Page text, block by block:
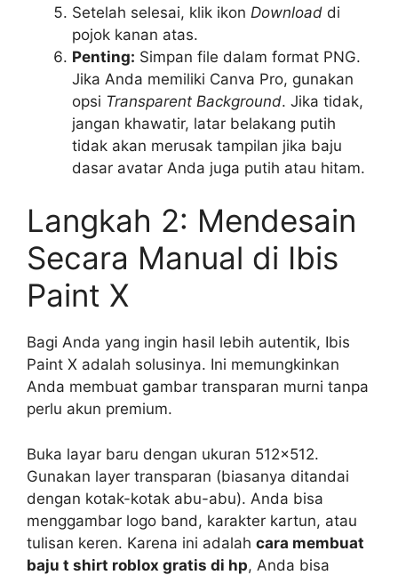
Setelah selesai, klik ikon Download di
pojok kanan atas.
Penting: Simpan file dalam format PNG.
Jika Anda memiliki Canva Pro, gunakan
opsi Transparent Background. Jika tidak,
jangan khawatir, latar belakang putih
tidak akan merusak tampilan jika baju
dasar avatar Anda juga putih atau hitam.
Langkah 2: Mendesain
Secara Manual di Ibis
Paint X
Bagi Anda yang ingin hasil lebih autentik, Ibis
Paint X adalah solusinya. Ini memungkinkan
Anda membuat gambar transparan murni tanpa
perlu akun premium.
Buka layar baru dengan ukuran 512×512.
Gunakan layer transparan (biasanya ditandai
dengan kotak-kotak abu-abu). Anda bisa
menggambar logo band, karakter kartun, atau
tulisan keren. Karena ini adalah cara membuat
baju t shirt roblox gratis di hp, Anda bisa